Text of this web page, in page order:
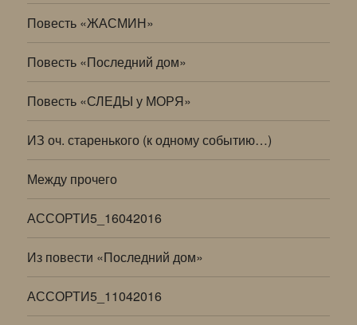
Повесть «ЖАСМИН»
Повесть «Последний дом»
Повесть «СЛЕДЫ у МОРЯ»
ИЗ оч. старенького (к одному событию…)
Между прочего
АССОРТИ5_16042016
Из повести «Последний дом»
АССОРТИ5_11042016